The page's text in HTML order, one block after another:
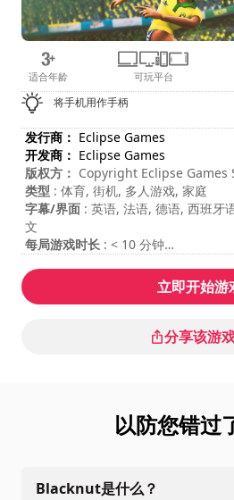
适合年龄 可玩平台
将手机用作手柄
发行商： Eclipse Games
开发商： Eclipse Games
版权方： Copyright Eclipse Games
类型 : 体育, 街机, 多人游戏, 家庭
字幕/界面 : 英语, 法语, 德语, 西班牙
文
每局游戏时长 : < 10 分钟
难度
多人游戏模式
: Local, Competition, 2
立即开始游
分享该游
以防您错过
Blacknut是什么？